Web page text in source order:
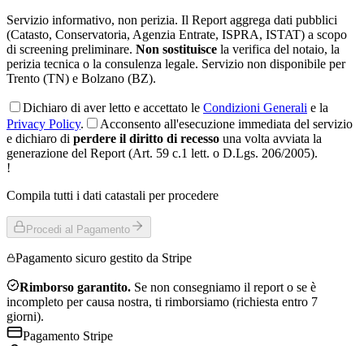
Servizio informativo, non perizia. Il Report aggrega dati pubblici
(Catasto, Conservatoria, Agenzia Entrate, ISPRA, ISTAT) a scopo
di screening preliminare. Non sostituisce la verifica del notaio, la
perizia tecnica o la consulenza legale. Servizio non disponibile per
Trento (TN) e Bolzano (BZ).
Dichiaro di aver letto e accettato le Condizioni Generali e la
Privacy Policy.
Acconsento all'esecuzione immediata del servizio
e dichiaro di perdere il diritto di recesso una volta avviata la
generazione del Report (Art. 59 c.1 lett. o D.Lgs. 206/2005).
!
Compila tutti i dati catastali per procedere
Procedi al Pagamento
Pagamento sicuro gestito da Stripe
Rimborso garantito. Se non consegniamo il report o se è
incompleto per causa nostra, ti rimborsiamo (richiesta entro 7
giorni).
Pagamento Stripe